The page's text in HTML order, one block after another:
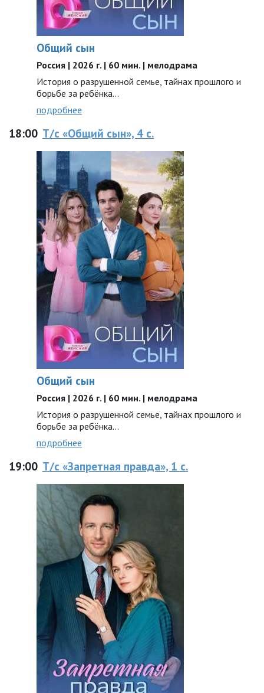
Общий сын
Россия | 2026 г. | 60 мин. | мелодрама
История о разрушенной семье, тайнах прошлого и
борьбе за ребёнка...
подробнее
18:00 Т/с «Общий сын», 4 с.
Общий сын
Россия | 2026 г. | 60 мин. | мелодрама
История о разрушенной семье, тайнах прошлого и
борьбе за ребёнка...
подробнее
19:00 Т/с «Запретная правда», 1 с.